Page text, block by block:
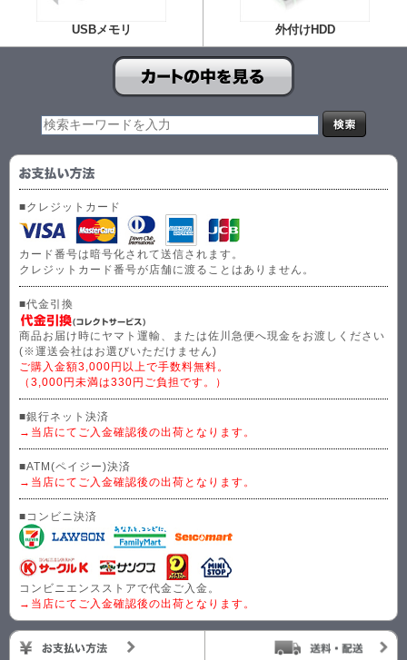
USBメモリ 外付けHDD
■クレジットカード
カード番号は暗号化されて送信されます。
クレジットカード番号が店舗に渡ることはありません。
■代金引換
商品お届け時にヤマト運輸、または佐川急便へ現金をお渡しください
(※運送会社はお選びいただけません)
ご購入金額3,000円以上で手数料無料。
（3,000円未満は330円ご負担です。）
■銀行ネット決済
→当店にてご入金確認後の出荷となります。
■ATM(ペイジー)決済
→当店にてご入金確認後の出荷となります。
■コンビニ決済
コンビニエンスストアで代金ご入金。
→当店にてご入金確認後の出荷となります。